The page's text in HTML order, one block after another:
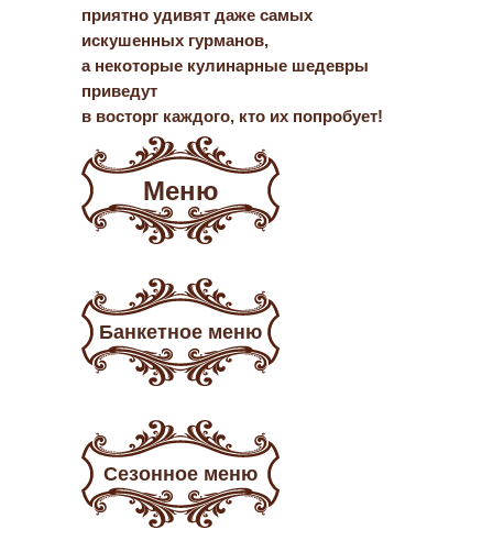
приятно удивят даже самых
искушенных гурманов,
а некоторые кулинарные шедевры
приведут
в восторг каждого, кто их попробует!
Меню
Сезонное меню
Банкетное меню
безалкогольных
алкоголь для наших
напиток подарит
Бар